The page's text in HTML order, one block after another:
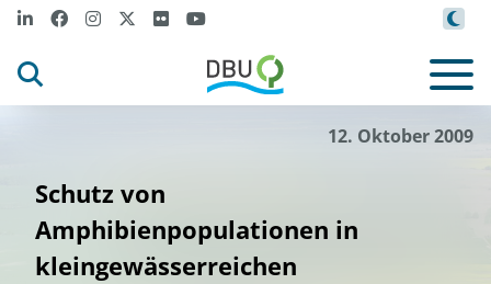
12. Oktober 2009
Schutz von
Amphibienpopulationen in
kleingewässerreichen